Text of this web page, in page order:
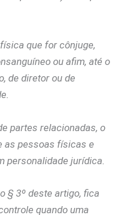
que for cônjuge,
ou afim, até o
de diretor ou de
partes relacionadas, o
as pessoas físicas e
personalidade jurídica.
§ 3º deste artigo, fica
quando uma